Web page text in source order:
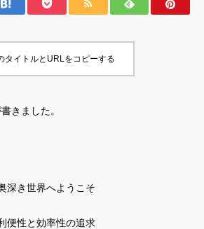
タイトルとURLをコピーする
きました。
深き世界へようこそ
便性と効率性の追求
運営会社
マーケティング用語集